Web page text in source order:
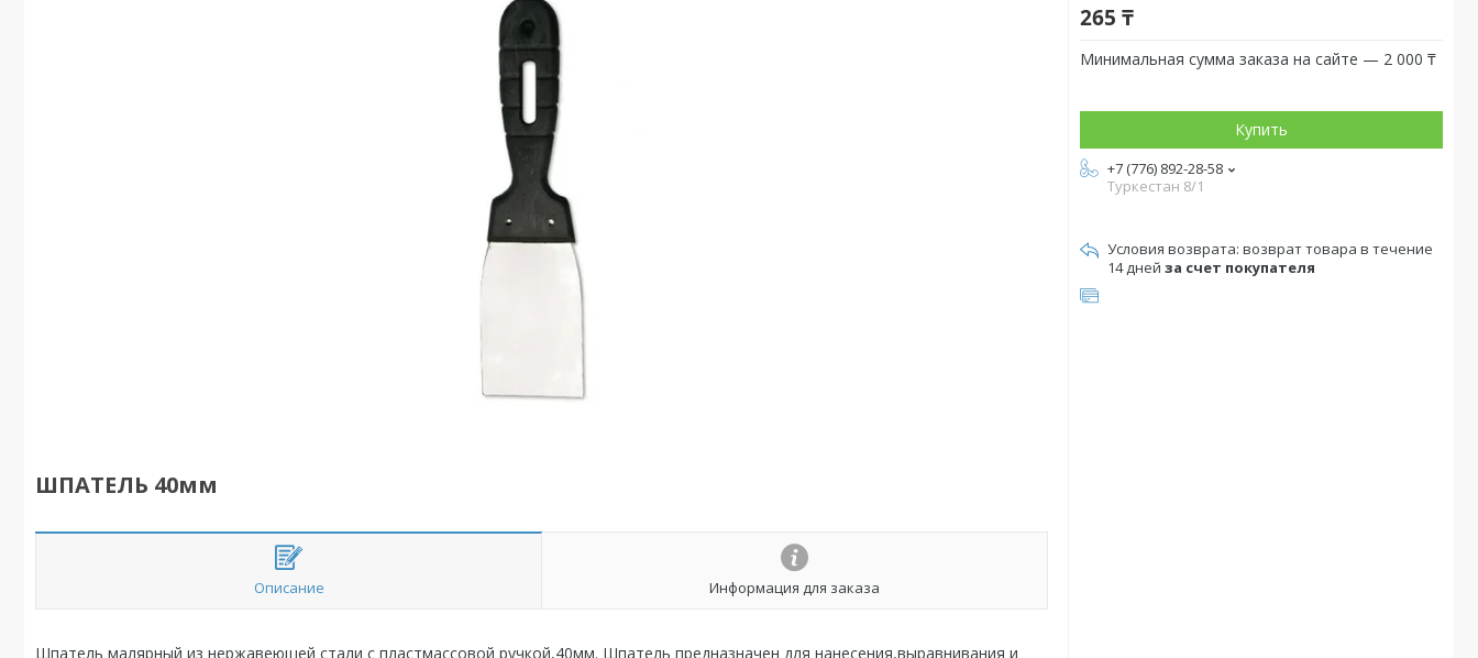
ШПАТЕЛЬ 40мм
Описание Информация для заказа
Шпатель малярный из нержавеющей стали с пластмассовой ручкой,40мм. Шпатель предназначен для нанесения,выравнивания и
265 ₸
Минимальная сумма заказа на сайте — 2 000 ₸
Купить
+7 (776) 892-28-58
Туркестан 8/1
возврат товара в течение
14 дней за счет покупателя